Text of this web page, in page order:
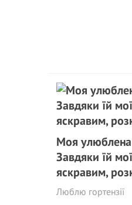
Моя улюблена
Завдяки їй
яскравим,
Люблю гортензії